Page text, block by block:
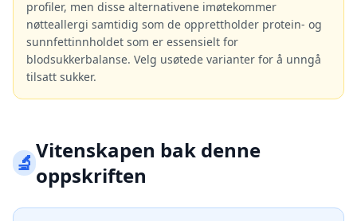
profiler, men disse alternativene imøtekommer
nøtteallergi samtidig som de opprettholder protein- og
sunnfettinnholdet som er essensielt for
blodsukkerbalanse. Velg usøtede varianter for å unngå
tilsatt sukker.
🔬Vitenskapen bak denne
oppskriften